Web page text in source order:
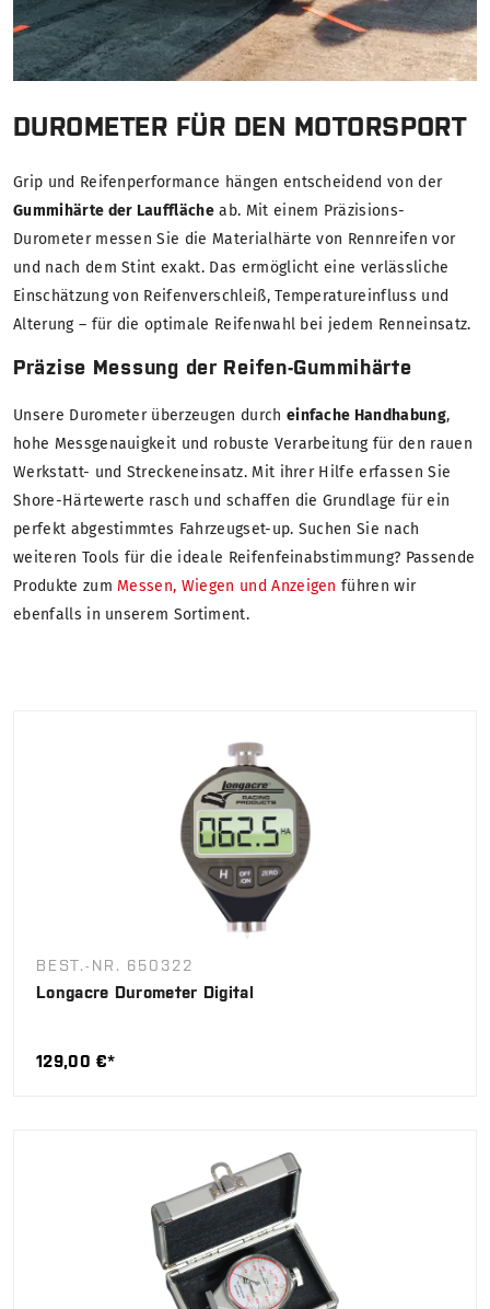
DUROMETER FÜR DEN MOTORSPORT
Grip und Reifenperformance hängen entscheidend von der
Gummihärte der Lauffläche ab. Mit einem Präzisions-
Durometer messen Sie die Materialhärte von Rennreifen vor
und nach dem Stint exakt. Das ermöglicht eine verlässliche
Einschätzung von Reifenverschleiß, Temperatureinfluss und
Alterung – für die optimale Reifenwahl bei jedem Renneinsatz.
Präzise Messung der Reifen-Gummihärte
Unsere Durometer überzeugen durch einfache Handhabung,
hohe Messgenauigkeit und robuste Verarbeitung für den rauen
Werkstatt- und Streckeneinsatz. Mit ihrer Hilfe erfassen Sie
Shore-Härtewerte rasch und schaffen die Grundlage für ein
perfekt abgestimmtes Fahrzeugset-up. Suchen Sie nach
weiteren Tools für die ideale Reifenfeinabstimmung? Passende
Produkte zum Messen, Wiegen und Anzeigen führen wir
ebenfalls in unserem Sortiment.
BEST.-NR. 650322
Longacre Durometer Digital
129,00 €*